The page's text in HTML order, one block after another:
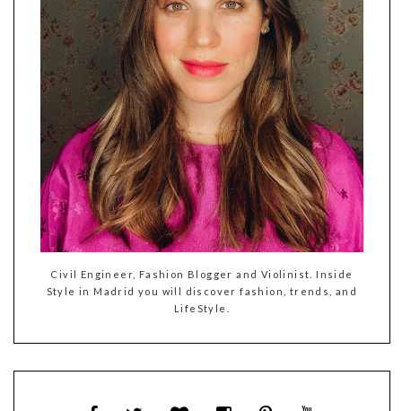
Civil Engineer, Fashion Blogger and Violinist. Inside
Style in Madrid you will discover fashion, trends, and
LifeStyle.